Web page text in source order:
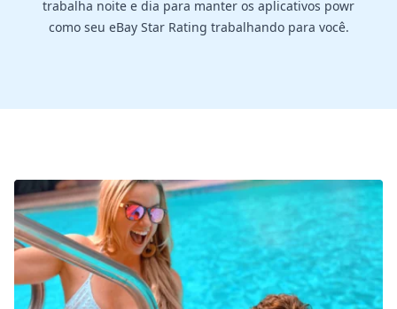
trabalha noite e dia para manter os aplicativos powr
como seu eBay Star Rating trabalhando para você.